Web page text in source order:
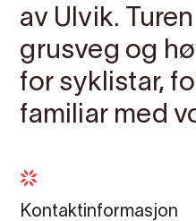
av Ulvik.
grusveg og
for syklistar,
familiar med
Kontaktinformasjon